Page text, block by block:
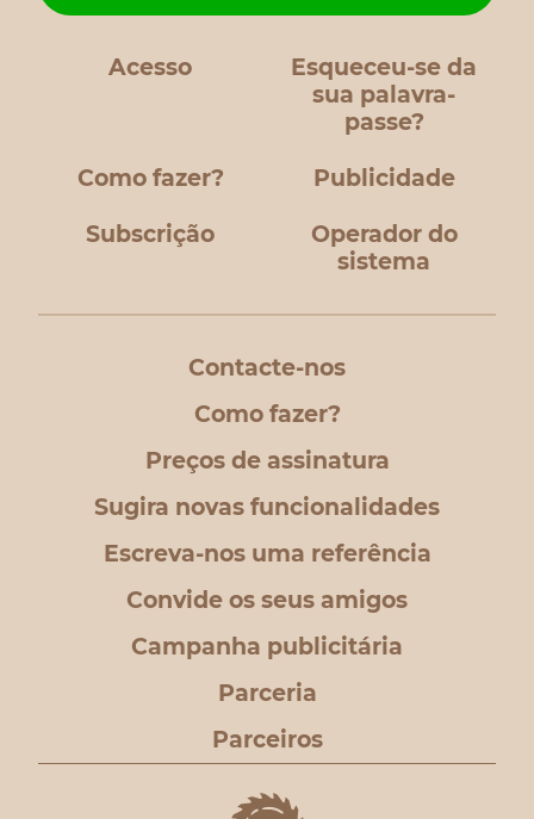
Acesso
Esqueceu-se da
sua palavra-
passe?
Como fazer? Publicidade
Subscrição
Operador do
sistema
Contacte-nos
Como fazer?
Preços de assinatura
Sugira novas funcionalidades
Escreva-nos uma referência
Convide os seus amigos
Campanha publicitária
Parceria
Parceiros